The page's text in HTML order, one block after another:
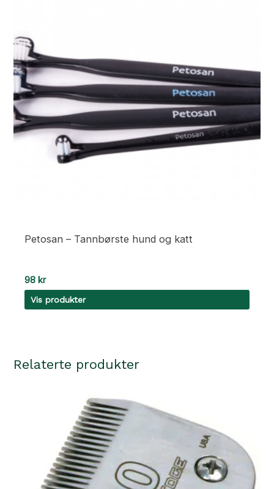
Petosan – Tannbørste hund og katt
98 kr
Vis produkter
Relaterte produkter